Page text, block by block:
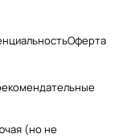
Оферта
(но не